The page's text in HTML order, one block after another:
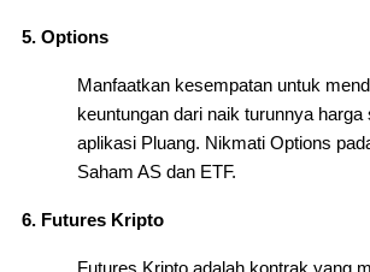
Options
Manfaatkan kesempatan untuk
keuntungan dari naik turunnya harga
aplikasi Pluang. Nikmati Options
Saham AS dan ETF.
Futures Kripto